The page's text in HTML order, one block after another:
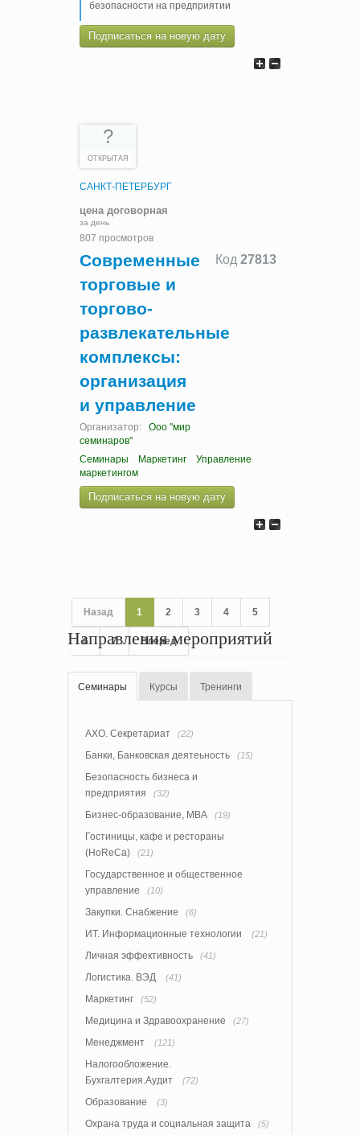
безопасности на предприятии
Подписаться на новую дату
?
ОТКРЫТАЯ
САНКТ-ПЕТЕРБУРГ
цена договорная
за день
807 просмотров
Код 27813
Современные
торговые и
торгово-
развлекательные
комплексы:
организация
и управление
Организатор:
Ооо "мир
семинаров"
Семинары
Маркетинг
Управление
маркетингом
Подписаться на новую дату
Назад 1 2 3 4 5
6 7 Вперед
Направления мероприятий
Семинары Курсы Тренинги
АХО. Секретариат (22)
Банки, Банковская деятеьность (15)
Безопасность бизнеса и
предприятия
(32)
Бизнес-образование, MBA (19)
Гостиницы, кафе и рестораны
(HoReCa)
(21)
Государственное и общественное
управление
(10)
Закупки. Снабжение (6)
ИТ. Информационные технологии (21)
Личная эффективность (41)
Логистика. ВЭД (41)
Маркетинг (52)
Медицина и Здравоохранение (27)
Менеджмент (121)
Налогообложение.
Бухгалтерия.Аудит
(72)
Образование (3)
Охрана труда и социальная защита (5)